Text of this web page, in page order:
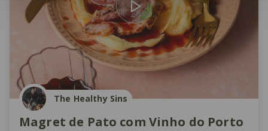
The Healthy Sins
Magret de Pato com Vinho do Porto